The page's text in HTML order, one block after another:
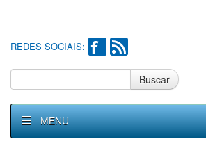
REDES SOCIAIS:
Buscar
MENU